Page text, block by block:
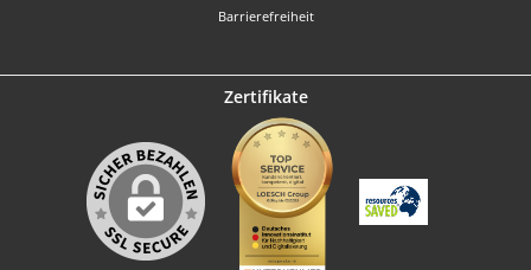
Barrierefreiheit
Zertifikate